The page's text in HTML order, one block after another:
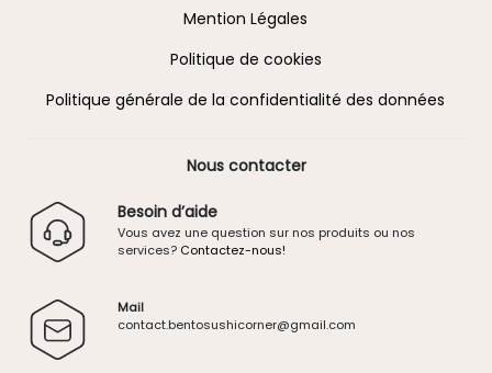
Nous contacter
Besoin d’aide
Vous avez une question sur nos produits ou nos
services? Contactez-nous!
Mail
contact.bentosushicorner@gmail.com
Mention Légales
Politique de cookies
Politique générale de la confidentialité des données